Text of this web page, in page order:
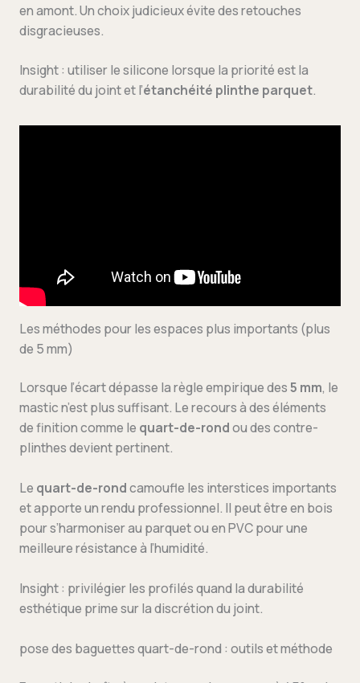
en amont. Un choix judicieux évite des retouches
disgracieuses.
Insight : utiliser le silicone lorsque la priorité est la
durabilité du joint et l’étanchéité plinthe parquet.
Les méthodes pour les espaces plus importants (plus
de 5 mm)
Lorsque l’écart dépasse la règle empirique des5 mm, le
mastic n’est plus suffisant. Le recours à des éléments
de finition comme le quart-de-rondou des contre-
plinthes devient pertinent.
Le quart-de-rondcamoufle les interstices importants
et apporte un rendu professionnel. Il peut être en bois
pour s’harmoniser au parquet ou en PVC pour une
meilleure résistance à l’humidité.
Insight : privilégier les profilés quand la durabilité
esthétique prime sur la discrétion du joint.
pose des baguettes quart-de-rond : outils et méthode